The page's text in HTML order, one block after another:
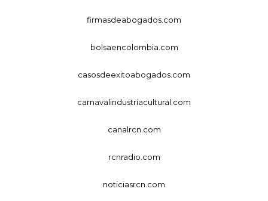
firmasdeabogados.com
bolsaencolombia.com
casosdeexitoabogados.com
carnavalindustriacultural.com
canalrcn.com
rcnradio.com
noticiasrcn.com